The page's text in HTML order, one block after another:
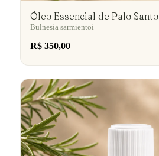
Óleo Essencial de Palo Santo
Bulnesia sarmientoi
R$ 350,00